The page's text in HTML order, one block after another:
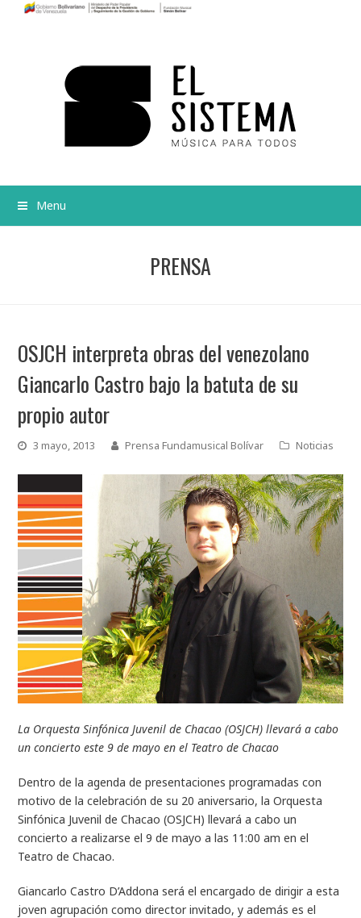
Menu
PRENSA
OSJCH interpreta obras del venezolano
Giancarlo Castro bajo la batuta de su
propio autor
3 mayo, 2013 Prensa Fundamusical Bolívar Noticias
La Orquesta Sinfónica Juvenil de Chacao (OSJCH) llevará a cabo
un concierto este 9 de mayo en el Teatro de Chacao
Dentro de la agenda de presentaciones programadas con
motivo de la celebración de su 20 aniversario, la Orquesta
Sinfónica Juvenil de Chacao (OSJCH) llevará a cabo un
concierto a realizarse el 9 de mayo a las 11:00 am en el
Teatro de Chacao.
Giancarlo Castro D’Addona será el encargado de dirigir a esta
joven agrupación como director invitado, y además es el